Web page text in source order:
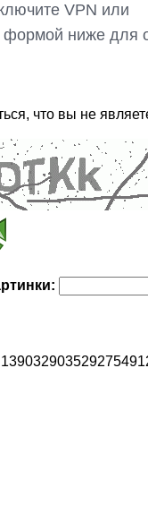
VPN или
формой ниже для
что вы не